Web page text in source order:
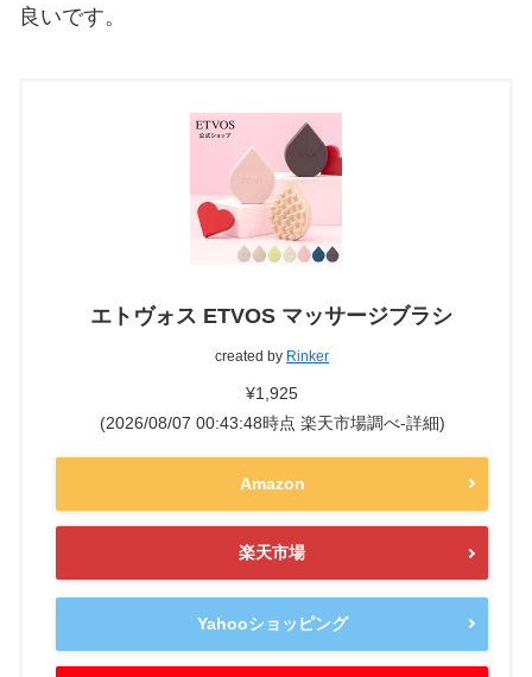
良いです。
エトヴォス ETVOS マッサージブラシ
created by Rinker
¥1,925
(2026/08/07 00:43:48時点 楽天市場調べ-詳細)
Amazon
楽天市場
Yahooショッピング